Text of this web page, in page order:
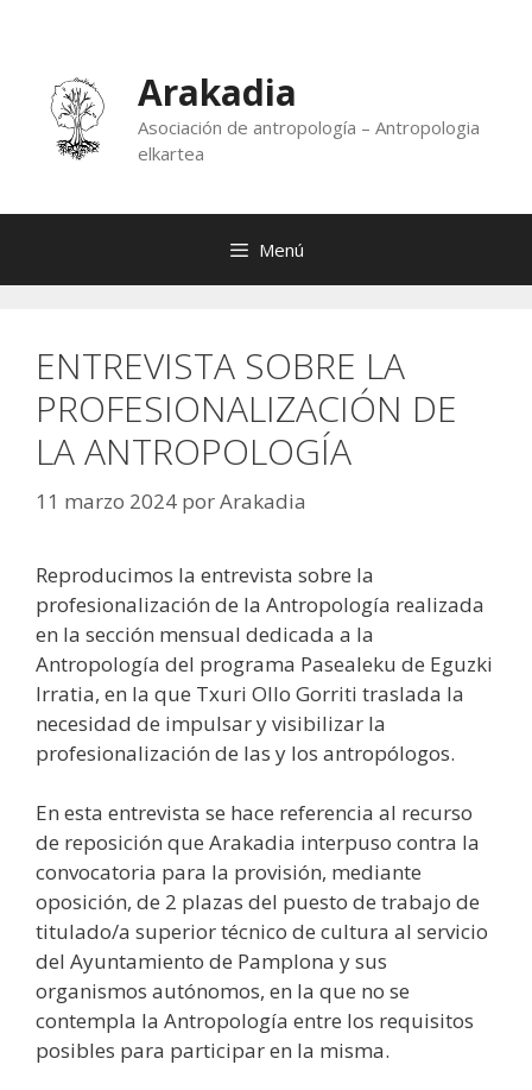
contenido
Arakadia
Asociación de antropología – Antropologia
elkartea
Menú
ENTREVISTA SOBRE LA
PROFESIONALIZACIÓN DE
LA ANTROPOLOGÍA
11 marzo 2024 porArakadia
Reproducimos la entrevista sobre la
profesionalización de la Antropología realizada
en la sección mensual dedicada a la
Antropología del programa Pasealeku de Eguzki
Irratia, en la que Txuri Ollo Gorriti traslada la
necesidad de impulsar y visibilizar la
profesionalización de las y los antropólogos.
En esta entrevista se hace referencia al recurso
de reposición que Arakadia interpuso contra la
convocatoria para la provisión, mediante
oposición, de 2 plazas del puesto de trabajo de
titulado/a superior técnico de cultura al servicio
del Ayuntamiento de Pamplona y sus
organismos autónomos, en la que no se
contempla la Antropología entre los requisitos
posibles para participar en la misma.